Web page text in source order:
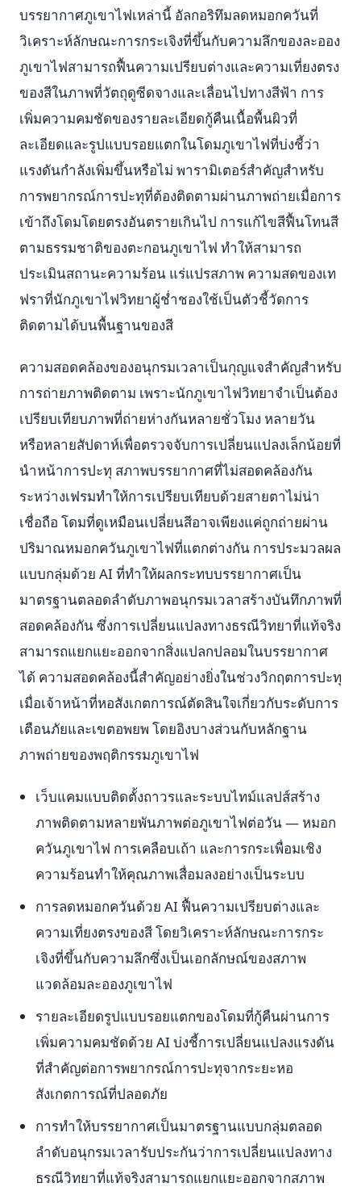
บรรยากาศภูเขาไฟเหล่านี้ อัลกอริทึมลดหมอกควันที่
วิเคราะห์ลักษณะการกระเจิงที่ขึ้นกับความลึกของละออง
ภูเขาไฟสามารถฟื้นความเปรียบต่างและความเที่ยงตรง
ของสีในภาพที่วัตถุดูซีดจางและเลื่อนไปทางสีฟ้า การ
เพิ่มความคมชัดของรายละเอียดกู้คืนเนื้อพื้นผิวที่
ละเอียดและรูปแบบรอยแตกในโดมภูเขาไฟที่บ่งชี้ว่า
แรงดันกำลังเพิ่มขึ้นหรือไม่ พารามิเตอร์สำคัญสำหรับ
การพยากรณ์การปะทุที่ต้องติดตามผ่านภาพถ่ายเมื่อการ
เข้าถึงโดมโดยตรงอันตรายเกินไป การแก้ไขสีฟื้นโทนสี
ตามธรรมชาติของตะกอนภูเขาไฟ ทำให้สามารถ
ประเมินสถานะความร้อน แร่แปรสภาพ ความสดของเท
ฟราที่นักภูเขาไฟวิทยาผู้ช่ำชองใช้เป็นตัวชี้วัดการ
ติดตามได้บนพื้นฐานของสี
ความสอดคล้องของอนุกรมเวลาเป็นกุญแจสำคัญสำหรับ
การถ่ายภาพติดตาม เพราะนักภูเขาไฟวิทยาจำเป็นต้อง
เปรียบเทียบภาพที่ถ่ายห่างกันหลายชั่วโมง หลายวัน
หรือหลายสัปดาห์เพื่อตรวจจับการเปลี่ยนแปลงเล็กน้อยที่
นำหน้าการปะทุ สภาพบรรยากาศที่ไม่สอดคล้องกัน
ระหว่างเฟรมทำให้การเปรียบเทียบด้วยสายตาไม่น่า
เชื่อถือ โดมที่ดูเหมือนเปลี่ยนสีอาจเพียงแค่ถูกถ่ายผ่าน
ปริมาณหมอกควันภูเขาไฟที่แตกต่างกัน การประมวลผล
แบบกลุ่มด้วย AI ที่ทำให้ผลกระทบบรรยากาศเป็น
มาตรฐานตลอดลำดับภาพอนุกรมเวลาสร้างบันทึกภาพที่
สอดคล้องกัน ซึ่งการเปลี่ยนแปลงทางธรณีวิทยาที่แท้จริง
สามารถแยกแยะออกจากสิ่งแปลกปลอมในบรรยากาศ
ได้ ความสอดคล้องนี้สำคัญอย่างยิ่งในช่วงวิกฤตการปะทุ
เมื่อเจ้าหน้าที่หอสังเกตการณ์ตัดสินใจเกี่ยวกับระดับการ
เตือนภัยและเขตอพยพ โดยอิงบางส่วนกับหลักฐาน
ภาพถ่ายของพฤติกรรมภูเขาไฟ
เว็บแคมแบบติดตั้งถาวรและระบบไทม์แลปส์สร้าง
ภาพติดตามหลายพันภาพต่อภูเขาไฟต่อวัน — หมอก
ควันภูเขาไฟ การเคลือบเถ้า และการกระเพื่อมเชิง
ความร้อนทำให้คุณภาพเสื่อมลงอย่างเป็นระบบ
การลดหมอกควันด้วย AI ฟื้นความเปรียบต่างและ
ความเที่ยงตรงของสี โดยวิเคราะห์ลักษณะการกระ
เจิงที่ขึ้นกับความลึกซึ่งเป็นเอกลักษณ์ของสภาพ
แวดล้อมละอองภูเขาไฟ
รายละเอียดรูปแบบรอยแตกของโดมที่กู้คืนผ่านการ
เพิ่มความคมชัดด้วย AI บ่งชี้การเปลี่ยนแปลงแรงดัน
ที่สำคัญต่อการพยากรณ์การปะทุจากระยะหอ
สังเกตการณ์ที่ปลอดภัย
การทำให้บรรยากาศเป็นมาตรฐานแบบกลุ่มตลอด
ลำดับอนุกรมเวลารับประกันว่าการเปลี่ยนแปลงทาง
ธรณีวิทยาที่แท้จริงสามารถแยกแยะออกจากสภาพ